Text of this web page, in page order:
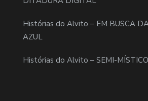
Histórias do Alvito – EM BUSCA
AZUL
Histórias do Alvito – SEMI-